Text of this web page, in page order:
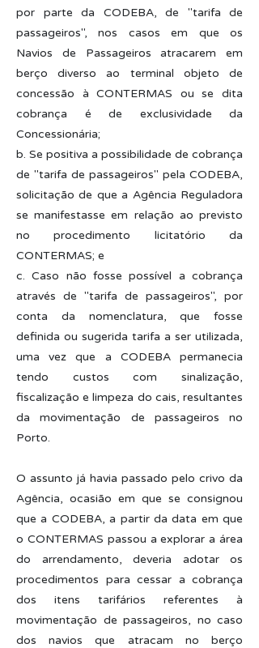
por parte da CODEBA, de "tarifa de
passageiros", nos casos em que os
Navios de Passageiros atracarem em
berço diverso ao terminal objeto de
concessão à CONTERMAS ou se dita
cobrança é de exclusividade da
Concessionária;
b. Se positiva a possibilidade de cobrança
de "tarifa de passageiros" pela CODEBA,
solicitação de que a Agência Reguladora
se manifestasse em relação ao previsto
no procedimento licitatório da
CONTERMAS; e
c. Caso não fosse possível a cobrança
através de "tarifa de passageiros", por
conta da nomenclatura, que fosse
definida ou sugerida tarifa a ser utilizada,
uma vez que a CODEBA permanecia
tendo custos com sinalização,
fiscalização e limpeza do cais, resultantes
da movimentação de passageiros no
Porto.
O assunto já havia passado pelo crivo da
Agência, ocasião em que se consignou
que a CODEBA, a partir da data em que
o CONTERMAS passou a explorar a área
do arrendamento, deveria adotar os
procedimentos para cessar a cobrança
dos itens tarifários referentes à
movimentação de passageiros, no caso
dos navios que atracam no berço